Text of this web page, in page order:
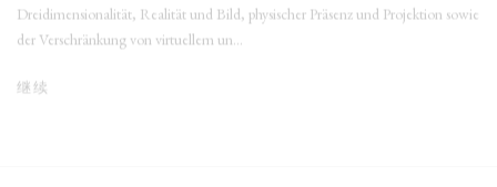
Dreidimensionalität, Realität und Bild, physischer Präsenz und Projektion sowie
der Verschränkung von virtuellem un...
继续